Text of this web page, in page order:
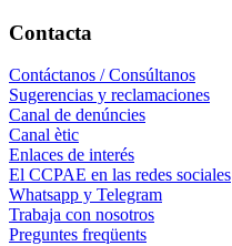
Contacta
Contáctanos / Consúltanos
Sugerencias y reclamaciones
Canal de denúncies
Canal ètic
Enlaces de interés
El CCPAE en las redes sociales
Whatsapp y Telegram
Trabaja con nosotros
Preguntes freqüents